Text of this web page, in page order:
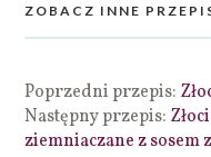
ZOBACZ INNE
Poprzedni przepis:
Następny przepis:
ziemniaczane z sosem